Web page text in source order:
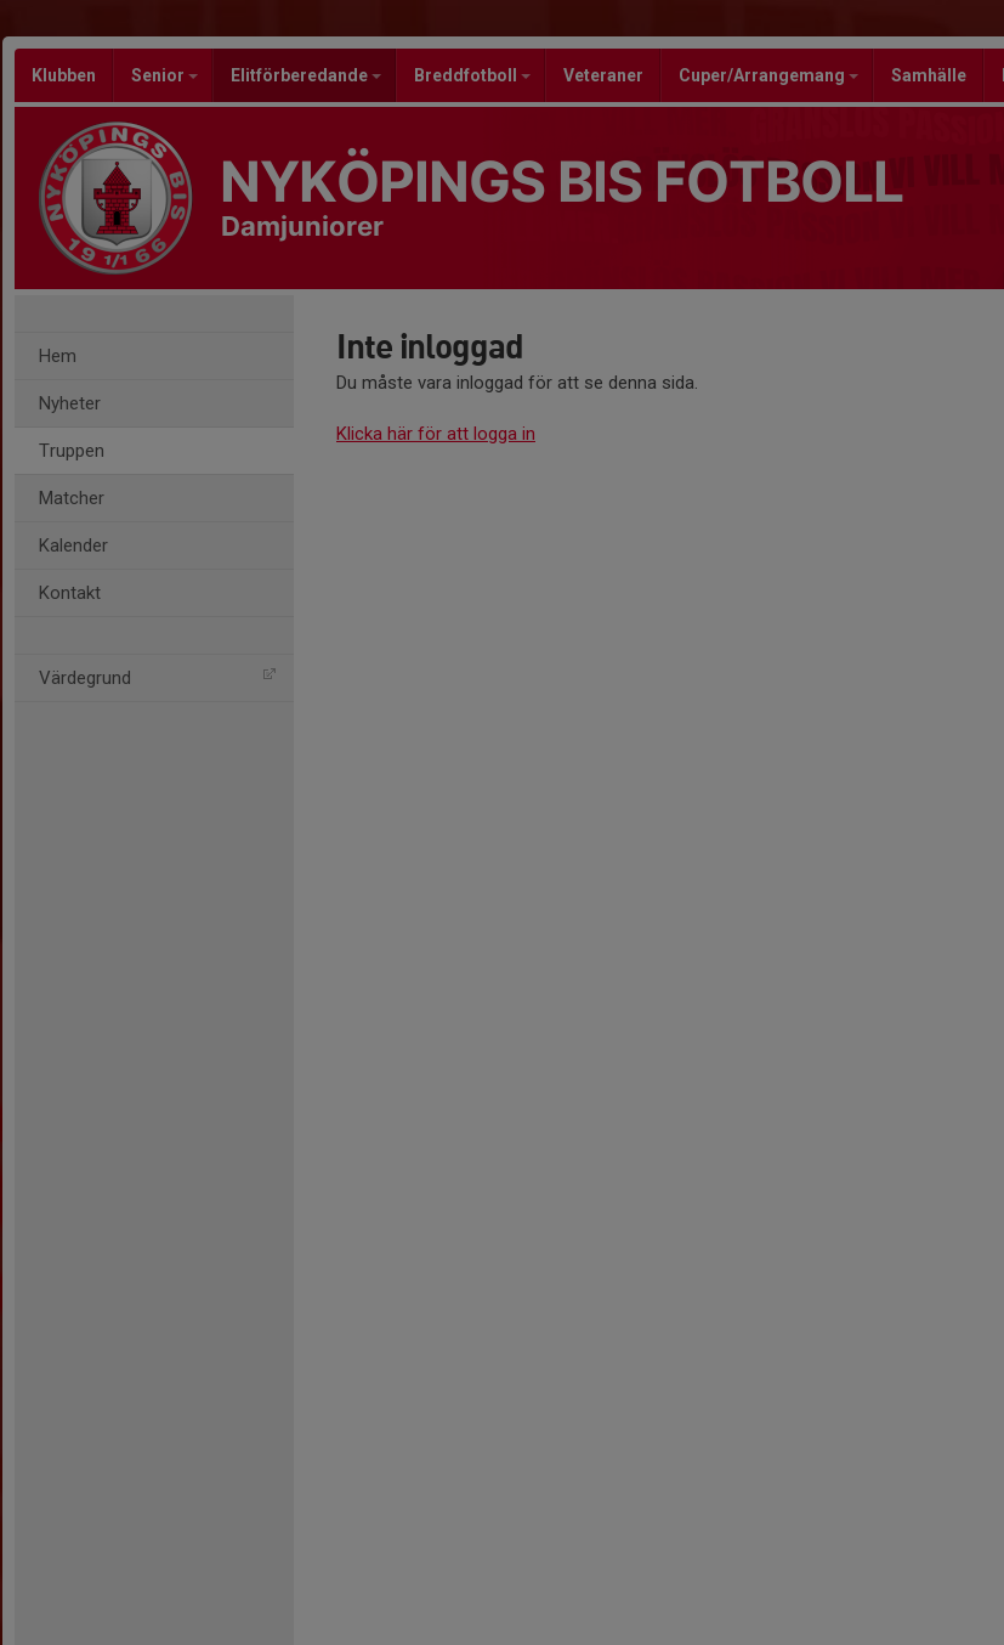
Klubben Senior Elitförberedande Breddfotboll Veteraner Cuper/Arrangemang Samhälle
NYKÖPINGS BIS FOTBOLL
Damjuniorer
Hem
Nyheter
Truppen
Matcher
Kalender
Kontakt
Värdegrund
Inte inloggad
Du måste vara inloggad för att se denna sida.
Klicka här för att logga in